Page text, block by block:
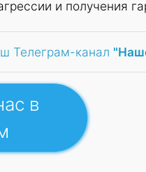
и получения
Телеграм-канал
в